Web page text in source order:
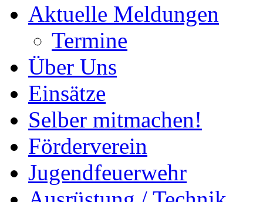
Aktuelle Meldungen
Termine
Über Uns
Einsätze
Selber mitmachen!
Förderverein
Jugendfeuerwehr